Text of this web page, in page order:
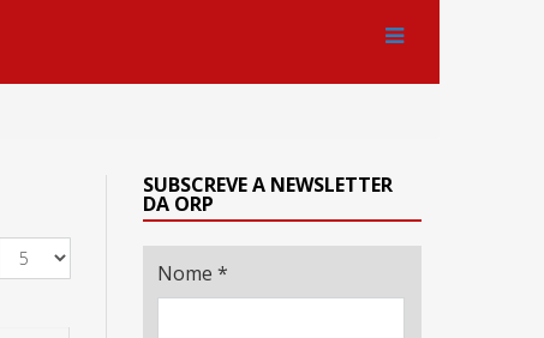
SUBSCREVE A NEWSLETTER
DA ORP
Nome *